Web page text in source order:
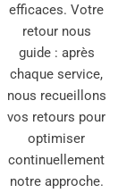
efficaces. Votre
retour nous
guide : après
chaque service,
nous recueillons
vos retours pour
optimiser
continuellement
notre approche.